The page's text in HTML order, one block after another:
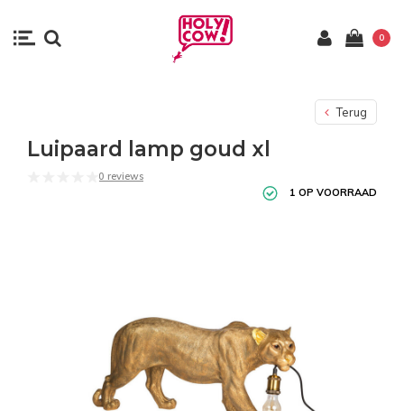
0
Terug
Luipaard lamp goud xl
0 reviews
1 OP VOORRAAD